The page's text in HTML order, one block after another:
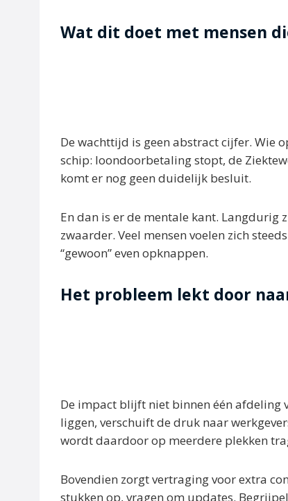
Wat dit doet met mensen
De wachttijd is geen abstract cijfer. Wie
schip: loondoorbetaling stopt, de
komt er nog geen duidelijk besluit.
En dan is er de mentale kant. Langdurig
zwaarder. Veel mensen voelen zich
“gewoon” even opknappen.
Het probleem lekt door
De impact blijft niet binnen één afdeling
liggen, verschuift de druk naar
wordt daardoor op meerdere plekken
Bovendien zorgt vertraging voor extra
stukken op, vragen om updates.